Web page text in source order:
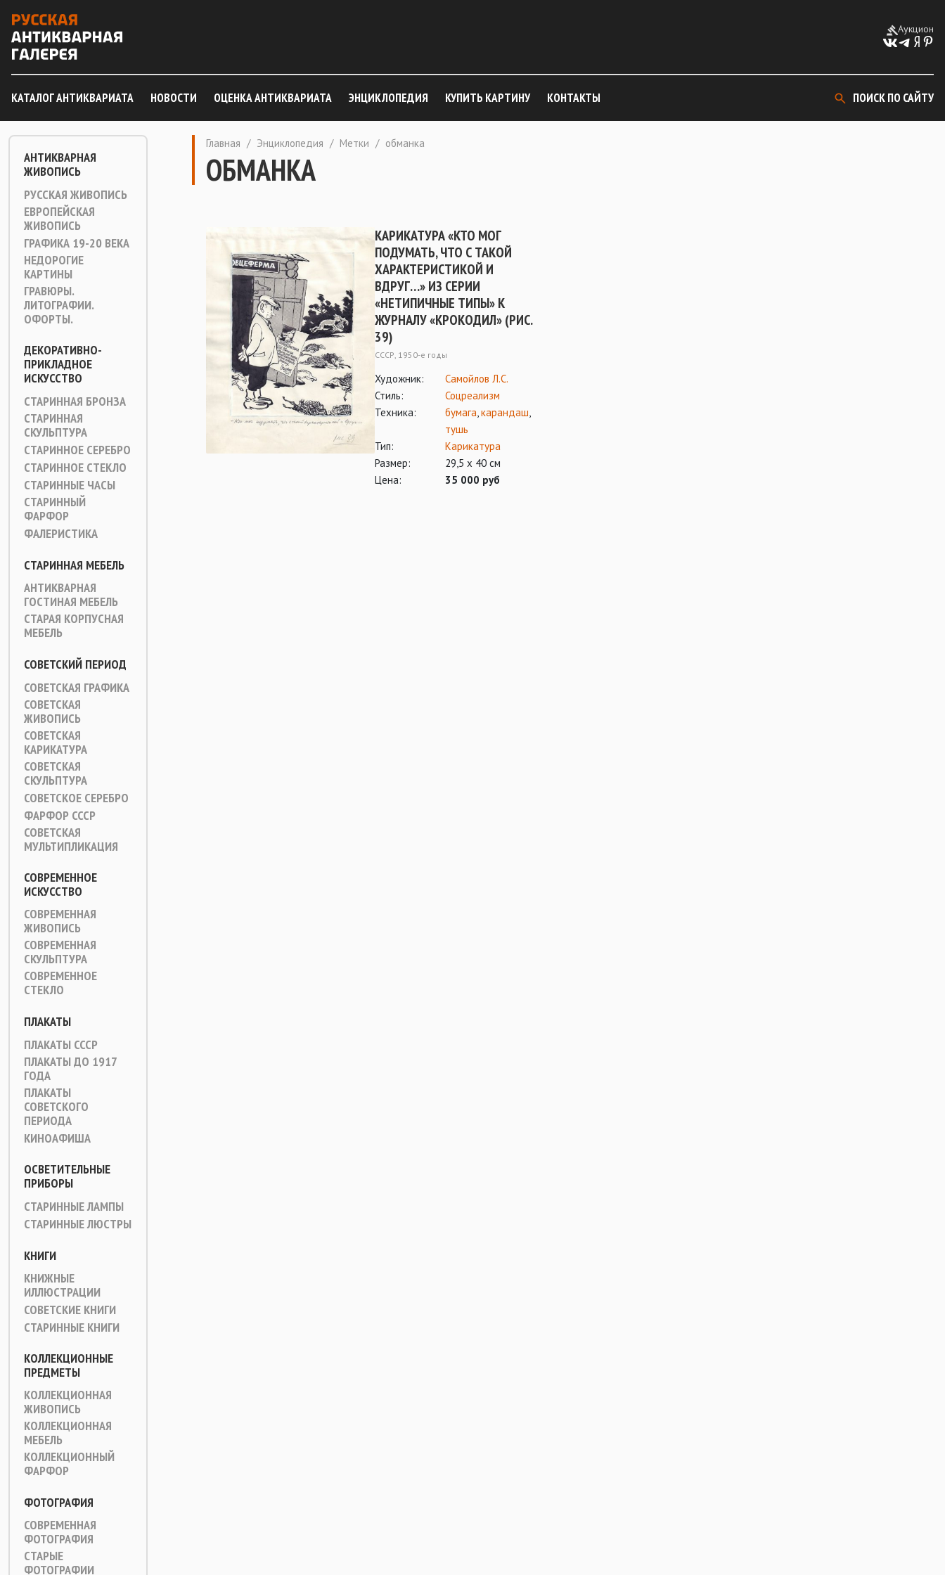
Аукцион
КАТАЛОГ АНТИКВАРИАТА НОВОСТИ ОЦЕНКА АНТИКВАРИАТА ЭНЦИКЛОПЕДИЯ КУПИТЬ КАРТИНУ КОНТАКТЫ ПОИСК ПО САЙТУ
АНТИКВАРНАЯ
ЖИВОПИСЬ
РУССКАЯ ЖИВОПИСЬ
ЕВРОПЕЙСКАЯ
ЖИВОПИСЬ
ГРАФИКА 19-20 ВЕКА
НЕДОРОГИЕ
КАРТИНЫ
ГРАВЮРЫ.
ЛИТОГРАФИИ.
ОФОРТЫ.
ДЕКОРАТИВНО-
ПРИКЛАДНОЕ
ИСКУССТВО
СТАРИННАЯ БРОНЗА
СТАРИННАЯ
СКУЛЬПТУРА
СТАРИННОЕ СЕРЕБРО
СТАРИННОЕ СТЕКЛО
СТАРИННЫЕ ЧАСЫ
СТАРИННЫЙ
ФАРФОР
ФАЛЕРИСТИКА
СТАРИННАЯ МЕБЕЛЬ
АНТИКВАРНАЯ
ГОСТИНАЯ МЕБЕЛЬ
СТАРАЯ КОРПУСНАЯ
МЕБЕЛЬ
СОВЕТСКИЙ ПЕРИОД
СОВЕТСКАЯ ГРАФИКА
СОВЕТСКАЯ
ЖИВОПИСЬ
СОВЕТСКАЯ
КАРИКАТУРА
СОВЕТСКАЯ
СКУЛЬПТУРА
СОВЕТСКОЕ СЕРЕБРО
ФАРФОР СССР
СОВЕТСКАЯ
МУЛЬТИПЛИКАЦИЯ
СОВРЕМЕННОЕ
ИСКУССТВО
СОВРЕМЕННАЯ
ЖИВОПИСЬ
СОВРЕМЕННАЯ
СКУЛЬПТУРА
СОВРЕМЕННОЕ
СТЕКЛО
ПЛАКАТЫ
ПЛАКАТЫ СССР
ПЛАКАТЫ ДО 1917
ГОДА
ПЛАКАТЫ
СОВЕТСКОГО
ПЕРИОДА
КИНОАФИША
ОСВЕТИТЕЛЬНЫЕ
ПРИБОРЫ
СТАРИННЫЕ ЛАМПЫ
СТАРИННЫЕ ЛЮСТРЫ
КНИГИ
КНИЖНЫЕ
ИЛЛЮСТРАЦИИ
СОВЕТСКИЕ КНИГИ
СТАРИННЫЕ КНИГИ
КОЛЛЕКЦИОННЫЕ
ПРЕДМЕТЫ
КОЛЛЕКЦИОННАЯ
ЖИВОПИСЬ
КОЛЛЕКЦИОННАЯ
МЕБЕЛЬ
КОЛЛЕКЦИОННЫЙ
ФАРФОР
ФОТОГРАФИЯ
СОВРЕМЕННАЯ
ФОТОГРАФИЯ
СТАРЫЕ
ФОТОГРАФИИ
Главная / Энциклопедия / Метки / обманка
ОБМАНКА
КАРИКАТУРА «КТО МОГ
ПОДУМАТЬ, ЧТО С ТАКОЙ
ХАРАКТЕРИСТИКОЙ И
ВДРУГ…» ИЗ СЕРИИ
«НЕТИПИЧНЫЕ ТИПЫ» К
ЖУРНАЛУ «КРОКОДИЛ» (РИС.
39)
СССР, 1950-е годы
Художник:
Самойлов Л.С.
Стиль:
Соцреализм
Техника:
бумага,карандаш,
тушь
Тип:
Карикатура
Размер:
29,5 х 40 см
Цена:
35 000 руб